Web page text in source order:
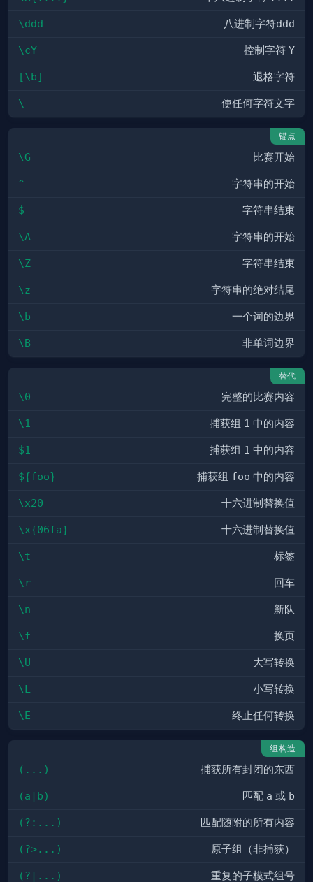
\ddd 八进制字符ddd
\cY 控制字符 Y
[\b] 退格字符
\ 使任何字符文字
锚点
\G 比赛开始
^ 字符串的开始
$ 字符串结束
\A 字符串的开始
\Z 字符串结束
\z 字符串的绝对结尾
\b 一个词的边界
\B 非单词边界
替代
\0 完整的比赛内容
\1 捕获组 1 中的内容
$1 捕获组 1 中的内容
${foo} 捕获组 foo 中的内容
\x20 十六进制替换值
\x{06fa} 十六进制替换值
\t 标签
\r 回车
\n 新队
\f 换页
\U 大写转换
\L 小写转换
\E 终止任何转换
组构造
(...) 捕获所有封闭的东西
(a|b) 匹配 a 或 b
(?:...) 匹配随附的所有内容
(?>...) 原子组（非捕获）
(?|...) 重复的子模式组号